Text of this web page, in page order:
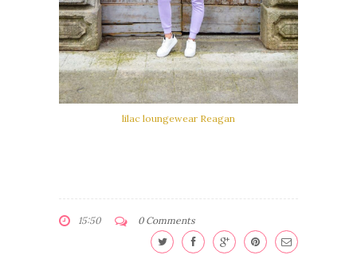
lilac loungewear Reagan
15:50 0 Comments